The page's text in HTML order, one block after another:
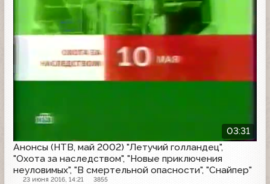
03:31
Анонсы (НТВ, май 2002) "Летучий голландец",
"Охота за наследством", "Новые приключения
неуловимых", "В смертельной опасности", "Снайпер"
23 июня 2016, 14:21 3855